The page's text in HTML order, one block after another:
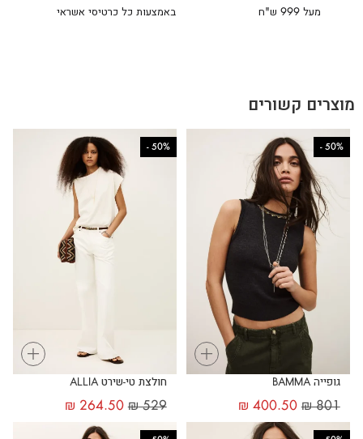
מעל 999 ש"ח
באמצעות כל כרטיסי אשראי
מוצרים קשורים
+
50%
-
גופייה BAMMA
₪801
₪ 400.50
+
50%
-
חולצת טי-שירט ALLIA
₪529
₪ 264.50